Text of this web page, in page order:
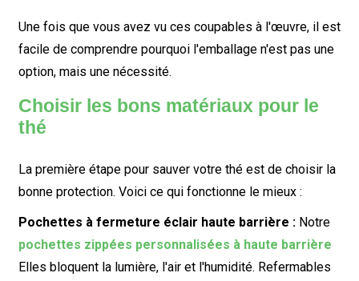
Une fois que vous avez vu ces coupables à l'œuvre, il est
facile de comprendre pourquoi l'emballage n'est pas une
option, mais une nécessité.
Choisir les bons matériaux pour le
thé
La première étape pour sauver votre thé est de choisir la
bonne protection. Voici ce qui fonctionne le mieux :
Pochettes à fermeture éclair haute barrière :Notre
pochettes zippées personnalisées à haute barrière
Elles bloquent la lumière, l'air et l'humidité. Refermables